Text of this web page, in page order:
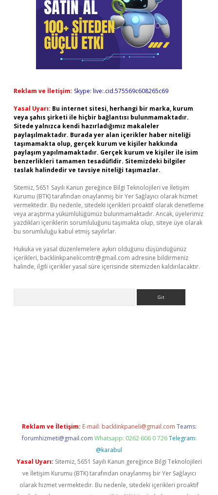
Reklam ve İletişim: Skype: live:.cid.575569c608265c69
Yasal Uyarı: Bu internet sitesi, herhangi bir marka, kurum
veya şahıs şirketi ile hiçbir bağlantısı bulunmamaktadır.
Sitede yalnızca kendi hazırladığımız makaleler
paylaşılmaktadır. Burada yer alan içerikler haber niteliği
taşımamakta olup, gerçek kurum ve kişiler hakkında
paylaşım yapılmamaktadır. Gerçek kurum ve kişiler ile isim
benzerlikleri tamamen tesadüfidir. Sitemizdeki bilgiler
taslak halindedir ve tavsiye niteliği taşımazlar.
Sitemiz, 5651 Sayılı Kanun gereğince Bilgi Teknolojileri ve İletişim
Kurumu (BTK) tarafından onaylanmış bir Yer Sağlayıcı olarak hizmet
vermektedir. Bu nedenle, sitedeki içerikleri proaktif olarak denetleme
veya araştırma yükümlülüğümüz bulunmamaktadır. Ancak, üyelerimiz
yazdıkları içeriklerin sorumluluğunu taşımakta olup, siteye üye olarak
bu sorumluluğu kabul etmiş sayılırlar.
Hukuka ve yasal düzenlemelere aykırı olduğunu düşündüğünüz
içerikleri, backlinkpanelicomtr@gmail.com adresine bildirmeniz
halinde, ilgili içerikler yasal süre içerisinde sitemizden kaldırılacaktır.
Reklam ve İletişim: E-mail: backlinkpaneli@gmail.com Teams:
forumhizmeti@gmail.com Whatsapp: 0262 606 0 726 Telegram:
@karabul
Yasal Uyarı: Sitemiz, 5651 Sayılı Kanun gereğince Bilgi Teknolojileri
ve İletişim Kurumu (BTK) tarafından onaylanmış bir Yer Sağlayıcı
olarak hizmet vermektedir. Bu nedenle, sitedeki içerikleri proaktif